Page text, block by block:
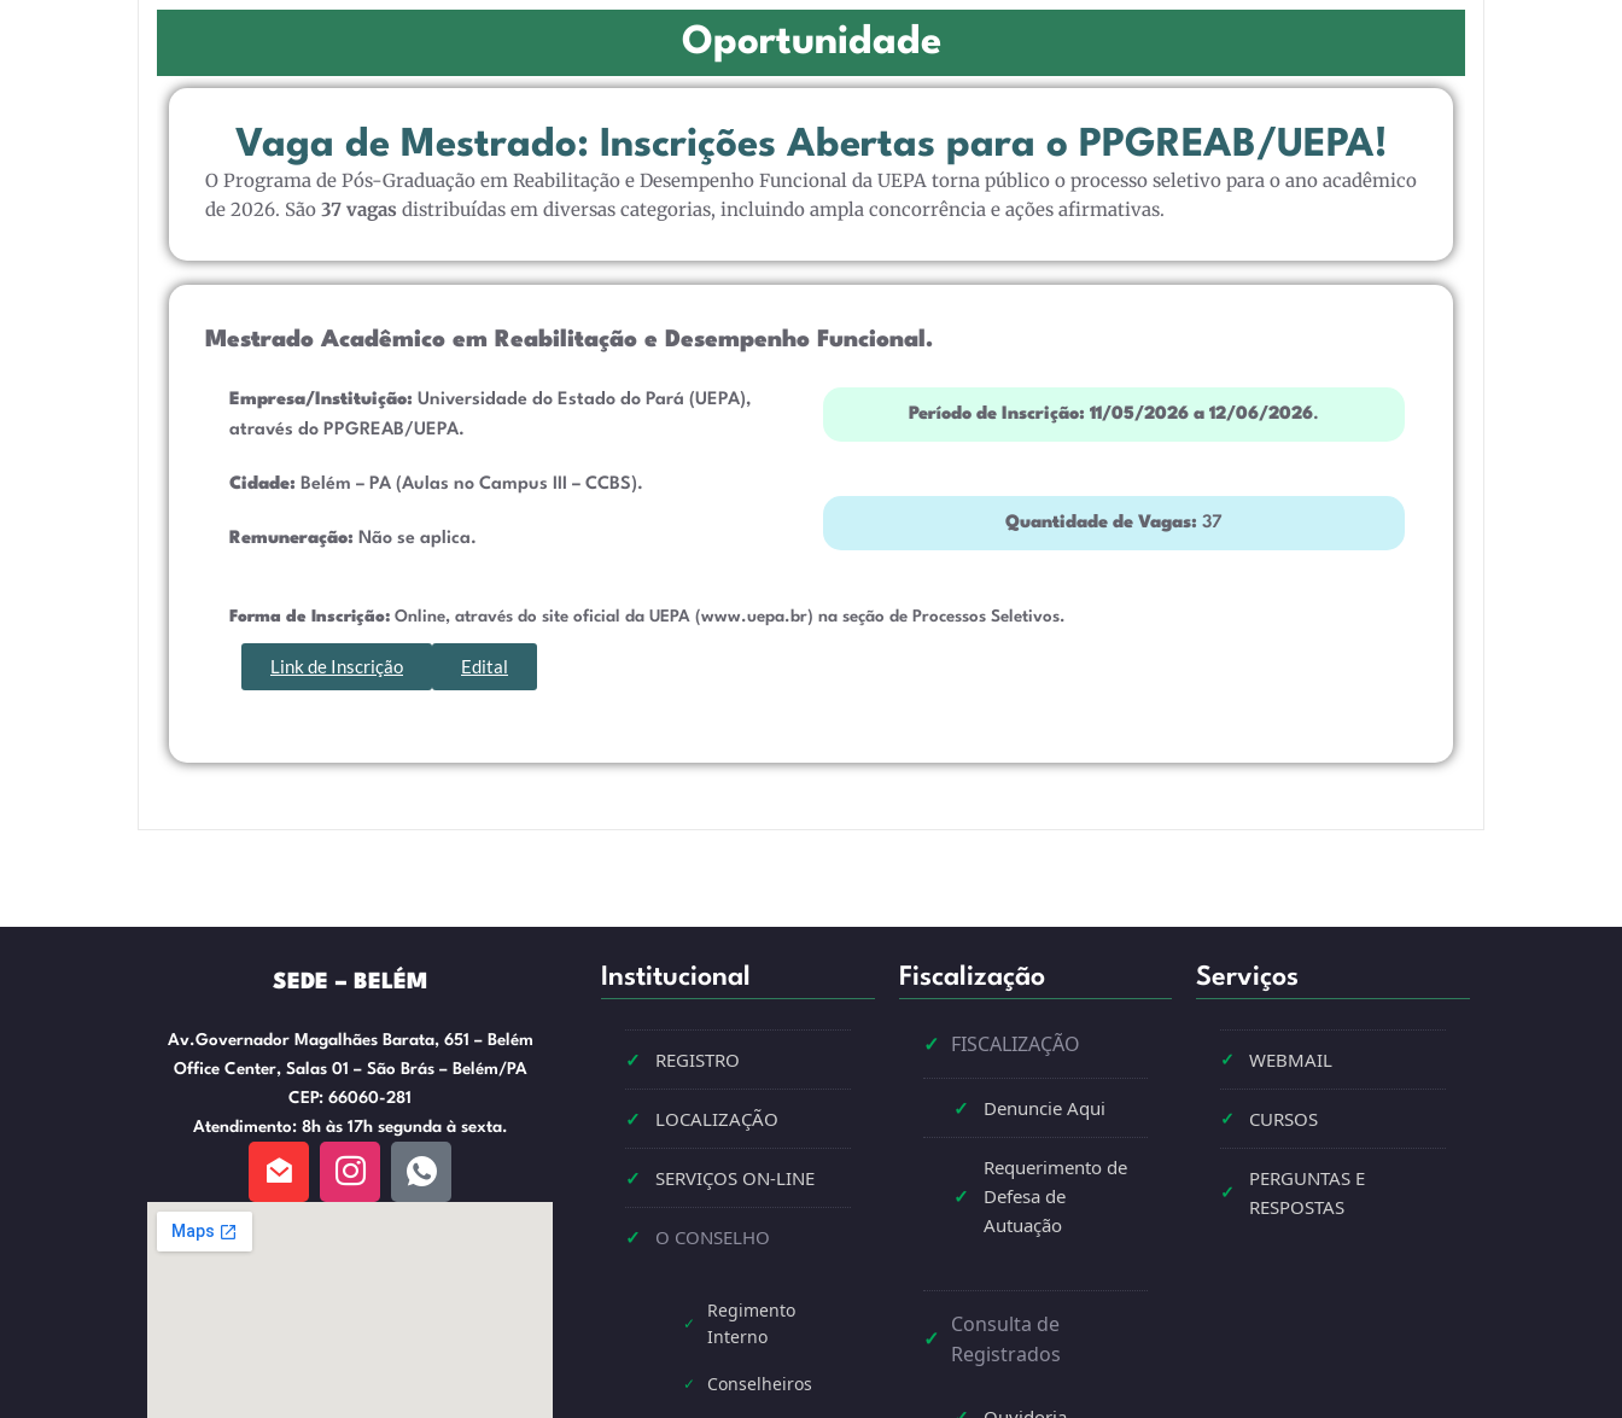
Oportunidade
Vaga de Mestrado: Inscrições Abertas para o PPGREAB/UEPA!
O Programa de Pós-Graduação em Reabilitação e Desempenho Funcional da UEPA torna público o processo seletivo para o ano acadêmico
de 2026. São 37 vagas distribuídas em diversas categorias, incluindo ampla concorrência e ações afirmativas.
Mestrado Acadêmico em Reabilitação e Desempenho Funcional .
Empresa/Instituição: Universidade do Estado do Pará (UEPA),
através do PPGREAB/UEPA.
Cidade: Belém – PA (Aulas no Campus III – CCBS).
Remuneração: Não se aplica.
Período de Inscrição: 11/05/2026 a 12/06/2026.
Quantidade de Vagas: 37
Forma de Inscrição: Online, através do site oficial da UEPA (www.uepa.br) na seção de Processos Seletivos.
Link de Inscrição Edital
SEDE – BELÉM
Av.Governador Magalhães Barata, 651 – Belém
Office Center, Salas 01 – São Brás – Belém/PA
CEP: 66060-281
Atendimento: 8h às 17h segunda à sexta.
Institucional
✓ REGISTRO
✓ LOCALIZAÇÃO
✓ SERVIÇOS ON-LINE
✓ O CONSELHO
✓
Regimento
Interno
✓ Conselheiros
Fiscalização
✓ FISCALIZAÇÃO
✓ Denuncie Aqui
✓
Requerimento de
Defesa de
Autuação
✓
Consulta de
Registrados
Serviços
✓ WEBMAIL
✓ CURSOS
✓
PERGUNTAS E
RESPOSTAS